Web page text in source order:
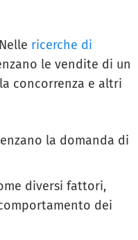
ricerche di
le vendite di un
concorrenza e altri
la domanda di
diversi fattori,
dei